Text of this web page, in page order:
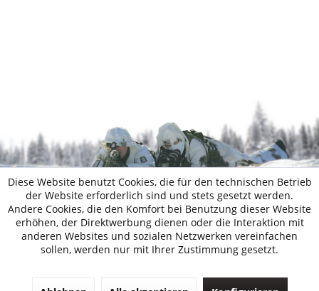
Diese Website benutzt Cookies, die für den technischen Betrieb
der Website erforderlich sind und stets gesetzt werden.
Andere Cookies, die den Komfort bei Benutzung dieser Website
erhöhen, der Direktwerbung dienen oder die Interaktion mit
anderen Websites und sozialen Netzwerken vereinfachen
sollen, werden nur mit Ihrer Zustimmung gesetzt.